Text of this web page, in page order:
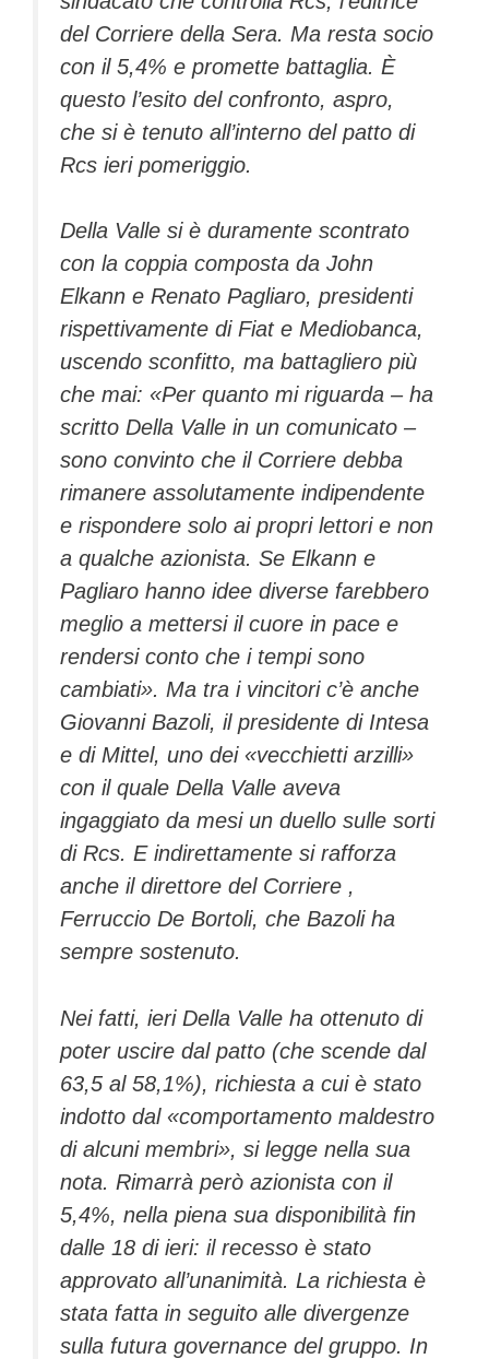
del Corriere della Sera. Ma resta socio
con il 5,4% e promette battaglia. È
questo l’esito del confronto, aspro,
che si è tenuto all’interno del patto di
Rcs ieri pomeriggio.
Della Valle si è duramente scontrato
con la coppia composta da John
Elkann e Renato Pagliaro, presidenti
rispettivamente di Fiat e Mediobanca,
uscendo sconfitto, ma battagliero più
che mai: «Per quanto mi riguarda – ha
scritto Della Valle in un comunicato –
sono convinto che il Corriere debba
rimanere assolutamente indipendente
e rispondere solo ai propri lettori e non
a qualche azionista. Se Elkann e
Pagliaro hanno idee diverse farebbero
meglio a mettersi il cuore in pace e
rendersi conto che i tempi sono
cambiati». Ma tra i vincitori c’è anche
Giovanni Bazoli, il presidente di Intesa
e di Mittel, uno dei «vecchietti arzilli»
con il quale Della Valle aveva
ingaggiato da mesi un duello sulle sorti
di Rcs. E indirettamente si rafforza
anche il direttore del Corriere ,
Ferruccio De Bortoli, che Bazoli ha
sempre sostenuto.
Nei fatti, ieri Della Valle ha ottenuto di
poter uscire dal patto (che scende dal
63,5 al 58,1%), richiesta a cui è stato
indotto dal «comportamento maldestro
di alcuni membri», si legge nella sua
nota. Rimarrà però azionista con il
5,4%, nella piena sua disponibilità fin
dalle 18 di ieri: il recesso è stato
approvato all’unanimità. La richiesta è
stata fatta in seguito alle divergenze
sulla futura governance del gruppo. In